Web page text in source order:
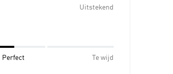
Uitstekend
Perfect Te wijd